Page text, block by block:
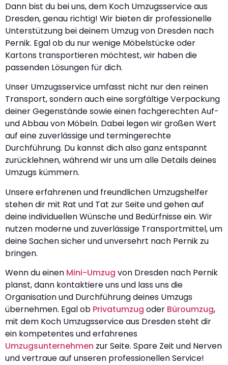
Dann bist du bei uns, dem Koch Umzugsservice aus
Dresden, genau richtig! Wir bieten dir professionelle
Unterstützung bei deinem Umzug von Dresden nach
Pernik. Egal ob du nur wenige Möbelstücke oder
Kartons transportieren möchtest, wir haben die
passenden Lösungen für dich.
Unser Umzugsservice umfasst nicht nur den reinen
Transport, sondern auch eine sorgfältige Verpackung
deiner Gegenstände sowie einen fachgerechten Auf-
und Abbau von Möbeln. Dabei legen wir großen Wert
auf eine zuverlässige und termingerechte
Durchführung. Du kannst dich also ganz entspannt
zurücklehnen, während wir uns um alle Details deines
Umzugs kümmern.
Unsere erfahrenen und freundlichen Umzugshelfer
stehen dir mit Rat und Tat zur Seite und gehen auf
deine individuellen Wünsche und Bedürfnisse ein. Wir
nutzen moderne und zuverlässige Transportmittel, um
deine Sachen sicher und unversehrt nach Pernik zu
bringen.
Wenn du einen Mini-Umzug von Dresden nach Pernik
planst, dann kontaktiere uns und lass uns die
Organisation und Durchführung deines Umzugs
übernehmen. Egal ob Privatumzug oder Büroumzug,
mit dem Koch Umzugsservice aus Dresden steht dir
ein kompetentes und erfahrenes
Umzugsunternehmen zur Seite. Spare Zeit und Nerven
und vertraue auf unseren professionellen Service!